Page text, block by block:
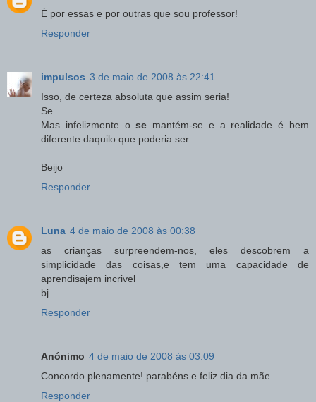
É por essas e por outras que sou professor!
Responder
impulsos 3 de maio de 2008 às 22:41
Isso, de certeza absoluta que assim seria!
Se...
Mas infelizmente ose mantém-se e a realidade é bem
diferente daquilo que poderia ser.
Beijo
Responder
Luna 4 de maio de 2008 às 00:38
as crianças surpreendem-nos, eles descobrem a
simplicidade das coisas,e tem uma capacidade de
aprendisajem incrivel
bj
Responder
Anónimo 4 de maio de 2008 às 03:09
Concordo plenamente! parabéns e feliz dia da mãe.
Responder